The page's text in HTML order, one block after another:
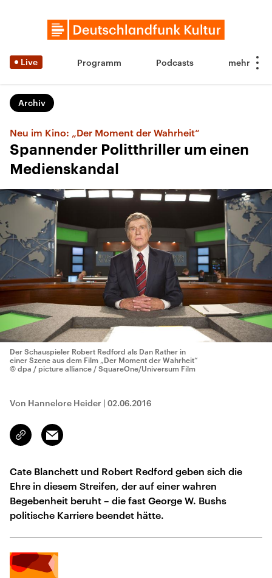
Live Programm Podcasts
Archiv
Neu im Kino: „Der Moment der Wahrheit“
Spannender Politthriller um einen
Medienskandal
Der Schauspieler Robert Redford als Dan Rather in
einer Szene aus dem Film „Der Moment der Wahrheit“
© dpa / picture alliance / SquareOne/Universum Film
Von Hannelore Heider | 02.06.2016
Link
kopieren/teilen
Email
Cate Blanchett und Robert Redford geben sich die
Ehre in diesem Streifen, der auf einer wahren
Begebenheit beruht – die fast George W. Bushs
politische Karriere beendet hätte.